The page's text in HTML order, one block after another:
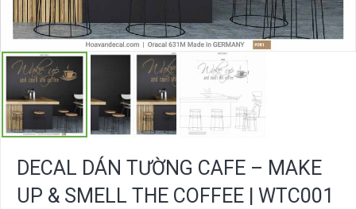
DECAL DÁN TƯỜNG CAFE – MAKE
UP & SMELL THE COFFEE | WTC001